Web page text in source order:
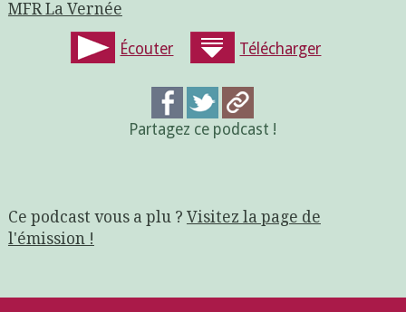
MFR La Vernée
Écouter Télécharger
Partagez ce podcast !
Ce podcast vous a plu ? Visitez la page de
l'émission !